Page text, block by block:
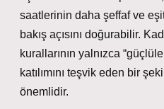
saatlerinin daha şeffaf ve
bakış açısını doğurabilir.
kurallarının yalnızca
katılımını teşvik eden bir
önemlidir.